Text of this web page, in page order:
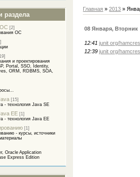
раздела
ОС [2]
ОС
и проектирования
Portal, SSO, Identity,
ORM, RDBMS, SOA,
[15]
- технология Java SE
EE [1]
- технология Java EE
[1]
- курсы, источники
Oracle Application
Express Edition
Главная »2013 »
08 Января, Вторник
12:41 junit org/
12:39 junit org/